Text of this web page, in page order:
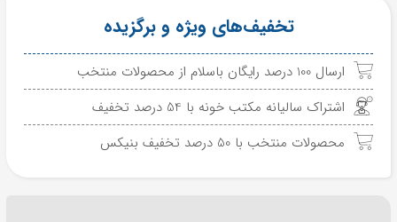
تخفیف‌های ویژه و برگزیده
ارسال 100 درصد رایگان باسلام از محصولات منتخب
اشتراک سالیانه مکتب خونه با 54 درصد تخفیف
محصولات منتخب با 50 درصد تخفیف بنیکس